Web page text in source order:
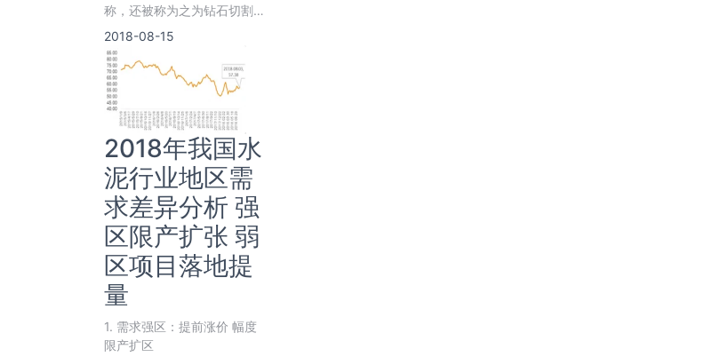
称，还被称为之为钻石切割线
或者钻石线。目前金刚线主要
被用来切割蓝宝
2018-08-15
2018年我国水
泥行业地区需
求差异分析 强
区限产扩张 弱
区项目落地提
量
1. 需求强区：提前涨价 幅度
限产扩区